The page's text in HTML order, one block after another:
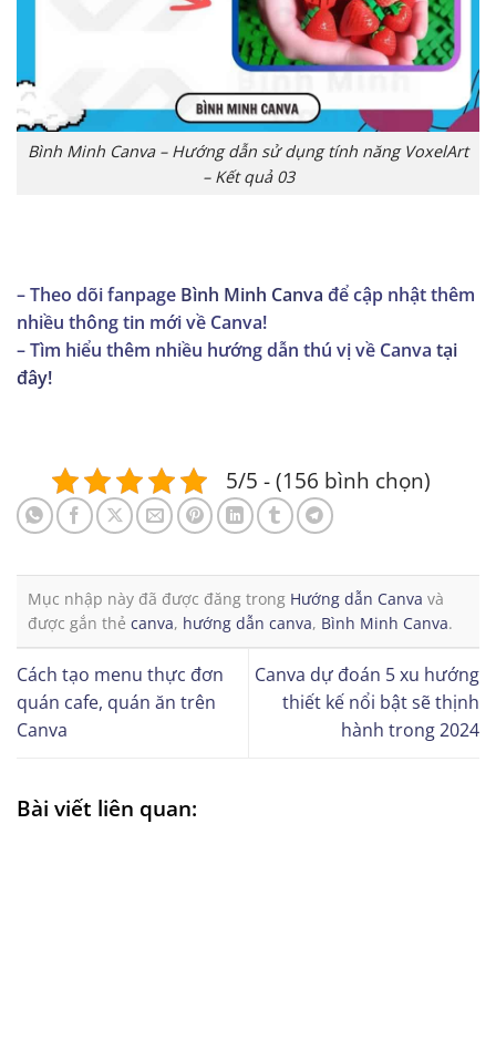
Bình Minh Canva – Hướng dẫn sử dụng tính năng VoxelArt
– Kết quả 03
– Theo dõi fanpage Bình Minh Canva để cập nhật thêm
nhiều thông tin mới về Canva!
– Tìm hiểu thêm nhiều hướng dẫn thú vị về Canva tại
đây!
5/5 - (156 bình chọn)
Mục nhập này đã được đăng trong Hướng dẫn Canva và
được gắn thẻ canva, hướng dẫn canva, Bình Minh Canva.
Cách tạo menu thực đơn
quán cafe, quán ăn trên
Canva
Canva dự đoán 5 xu hướng
thiết kế nổi bật sẽ thịnh
hành trong 2024
Bài viết liên quan: